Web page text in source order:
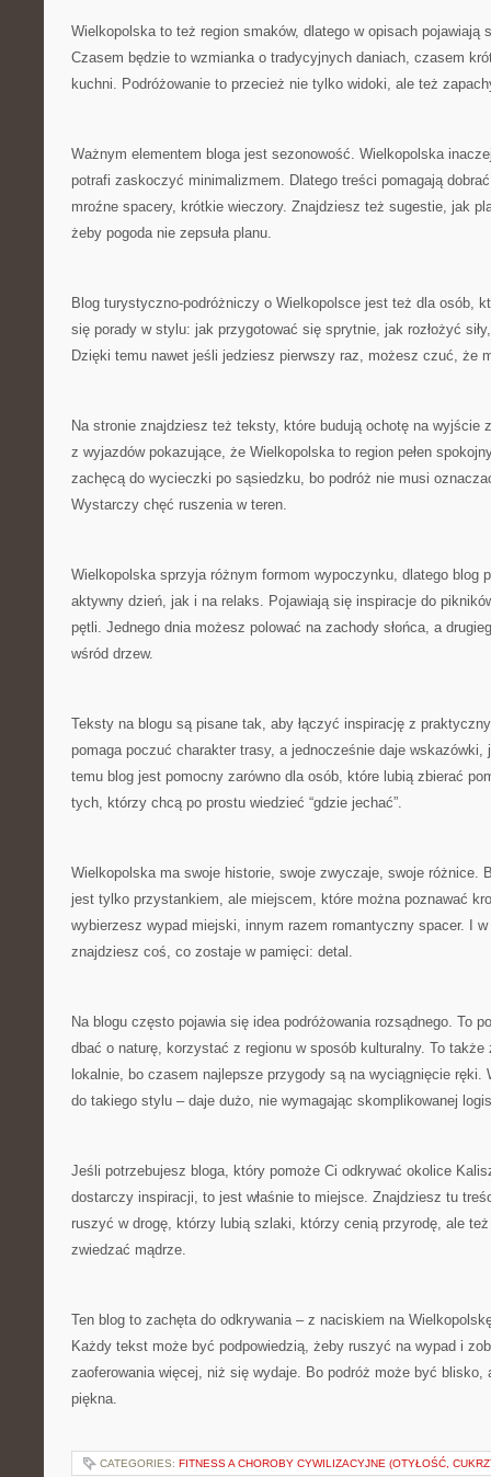
Wielkopolska to też region smaków, dlatego w opisach pojawiają
Czasem będzie to wzmianka o tradycyjnych daniach, czasem
kuchni. Podróżowanie to przecież nie tylko widoki, ale też
Ważnym elementem bloga jest sezonowość. Wielkopolska
potrafi zaskoczyć minimalizmem. Dlatego treści pomagają
mroźne spacery, krótkie wieczory. Znajdziesz też sugestie, jak
żeby pogoda nie zepsuła planu.
Blog turystyczno-podróżniczy o Wielkopolsce jest też dla osób,
się porady w stylu: jak przygotować się sprytnie, jak rozłożyć
Dzięki temu nawet jeśli jedziesz pierwszy raz, możesz czuć, że
Na stronie znajdziesz też teksty, które budują ochotę na wyjście
z wyjazdów pokazujące, że Wielkopolska to region pełen
zachęcą do wycieczki po sąsiedzku, bo podróż nie musi
Wystarczy chęć ruszenia w teren.
Wielkopolska sprzyja różnym formom wypoczynku, dlatego blog
aktywny dzień, jak i na relaks. Pojawiają się inspiracje do
pętli. Jednego dnia możesz polować na zachody słońca, a
wśród drzew.
Teksty na blogu są pisane tak, aby łączyć inspirację z
pomaga poczuć charakter trasy, a jednocześnie daje wskazówki,
temu blog jest pomocny zarówno dla osób, które lubią zbierać
tych, którzy chcą po prostu wiedzieć “gdzie jechać”.
Wielkopolska ma swoje historie, swoje zwyczaje, swoje różnice.
jest tylko przystankiem, ale miejscem, które można poznawać
wybierzesz wypad miejski, innym razem romantyczny spacer. I
znajdziesz coś, co zostaje w pamięci: detal.
Na blogu często pojawia się idea podróżowania rozsądnego. To
dbać o naturę, korzystać z regionu w sposób kulturalny. To także
lokalnie, bo czasem najlepsze przygody są na wyciągnięcie ręki.
do takiego stylu – daje dużo, nie wymagając skomplikowanej
Jeśli potrzebujesz bloga, który pomoże Ci odkrywać okolice
dostarczy inspiracji, to jest właśnie to miejsce. Znajdziesz tu
ruszyć w drogę, którzy lubią szlaki, którzy cenią przyrodę, ale
zwiedzać mądrze.
Ten blog to zachęta do odkrywania – z naciskiem na
Każdy tekst może być podpowiedzią, żeby ruszyć na wypad i
zaoferowania więcej, niż się wydaje. Bo podróż może być blisko,
piękna.
CATEGORIES: FITNESS A CHOROBY CYWILIZACYJNE (OTYŁOŚĆ,